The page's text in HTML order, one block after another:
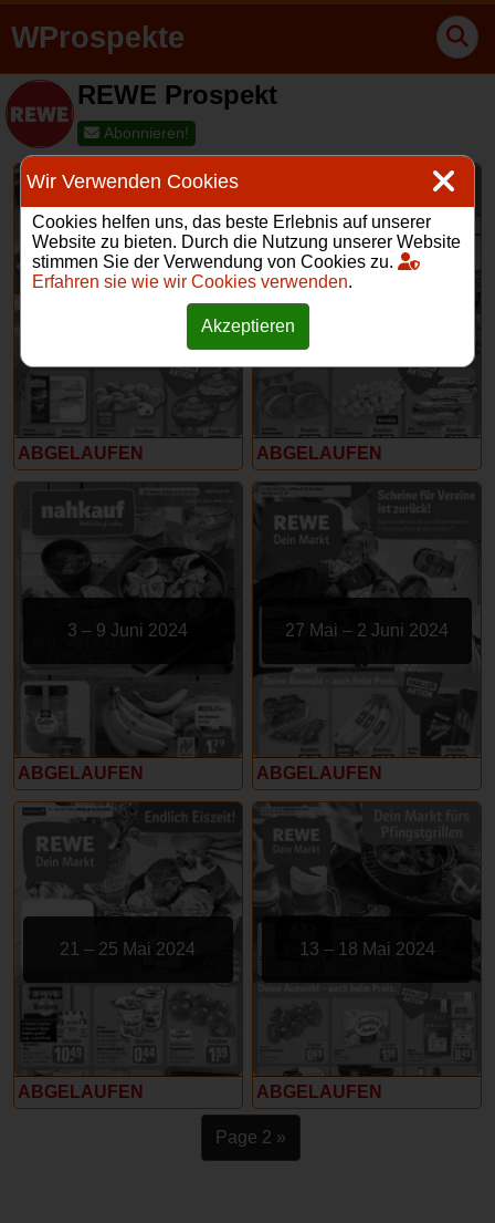
WProspekte
REWE Prospekt
Abonnieren!
17 – 22 Juni 2024
ABGELAUFEN
10 – 15 Juni 2024
ABGELAUFEN
3 – 9 Juni 2024
ABGELAUFEN
27 Mai – 2 Juni 2024
ABGELAUFEN
21 – 25 Mai 2024
ABGELAUFEN
13 – 18 Mai 2024
ABGELAUFEN
Page 2 »
Wir Verwenden Cookies
Cookies helfen uns, das beste Erlebnis auf unserer
Website zu bieten. Durch die Nutzung unserer Website
stimmen Sie der Verwendung von Cookies zu.
Erfahren sie wie wir Cookies verwenden.
Akzeptieren